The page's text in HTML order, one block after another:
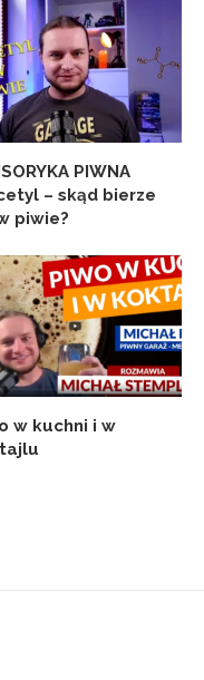
PIWNA
– skąd bierze
piwie?
w kuchni i w